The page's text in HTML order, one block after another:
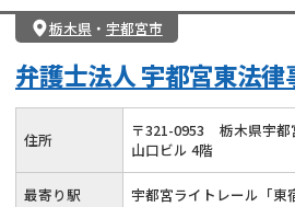
借金返済相談・交渉
自己破産
個人再生
会社破産・法人破産
住宅ローン
栃木県 ・ 宇都宮市
弁護士法人 宇都宮東法律
住所 〒321-0953
栃木県宇
山口ビル 4階
最寄り駅 宇都宮ライトレール「東